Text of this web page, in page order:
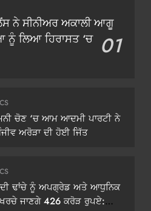
ਨੇ ਸੀਨੀਅਰ ਅਕਾਲੀ ਆਗੂ
ਨੂੰ ਲਿਆ ਹਿਰਾਸਤ ‘ਚ 01
ਚੋਣ ‘ਚ ਆਮ ਆਦਮੀ ਪਾਰਟੀ ਨੇ
ਅਰੋੜਾ ਦੀ ਹੋਈ ਜਿੱਤ
ਢਾਂਚੇ ਨੂੰ ਅਪਗ੍ਰੇਡ ਅਤੇ ਆਧੁਨਿਕ
ਜਾਣਗੇ 426 ਕਰੋੜ ਰੁਪਏ: